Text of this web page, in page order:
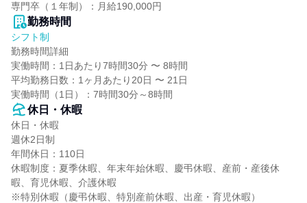
専門卒（１年制）：月給190,000円
勤務時間
シフト制
勤務時間詳細
実働時間：1日あたり7時間30分 〜 8時間
平均勤務日数：1ヶ月あたり20日 〜 21日
実働時間（1日）：7時間30分～8時間
休日・休暇
休日・休暇
週休2日制
年間休日：110日
休暇制度：夏季休暇、年末年始休暇、慶弔休暇、産前・産後休
暇、育児休暇、介護休暇
※特別休暇（慶弔休暇、特別産前休暇、出産・育児休暇）